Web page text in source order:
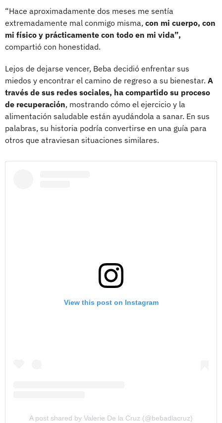
“Hace aproximadamente dos meses me sentía
extremadamente mal conmigo misma, con mi cuerpo, con
mi físico y prácticamente con todo en mi vida”,
compartió con honestidad.
Lejos de dejarse vencer, Beba decidió enfrentar sus
miedos y encontrar el camino de regreso a su bienestar. A
través de sus redes sociales, ha compartido su proceso
de recuperación, mostrando cómo el ejercicio y la
alimentación saludable están ayudándola a sanar. En sus
palabras, su historia podría convertirse en una guía para
otros que atraviesan situaciones similares.
View this post on Instagram
A post shared by Valerie De la Cruz (@bebadlacruz)